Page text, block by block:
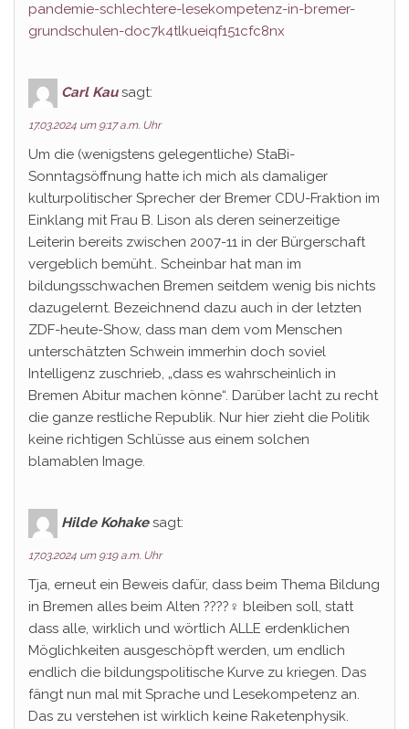
pandemie-schlechtere-lesekompetenz-in-bremer-
grundschulen-doc7k4tlkueiqf151cfc8nx
Carl Kau sagt:
17.03.2024 um 9:17 a.m. Uhr
Um die (wenigstens gelegentliche) StaBi-
Sonntagsöffnung hatte ich mich als damaliger
kulturpolitischer Sprecher der Bremer CDU-Fraktion im
Einklang mit Frau B. Lison als deren seinerzeitige
Leiterin bereits zwischen 2007-11 in der Bürgerschaft
vergeblich bemüht.. Scheinbar hat man im
bildungsschwachen Bremen seitdem wenig bis nichts
dazugelernt. Bezeichnend dazu auch in der letzten
ZDF-heute-Show, dass man dem vom Menschen
unterschätzten Schwein immerhin doch soviel
Intelligenz zuschrieb, „dass es wahrscheinlich in
Bremen Abitur machen könne“. Darüber lacht zu recht
die ganze restliche Republik. Nur hier zieht die Politik
keine richtigen Schlüsse aus einem solchen
blamablen Image.
Hilde Kohake sagt:
17.03.2024 um 9:19 a.m. Uhr
Tja, erneut ein Beweis dafür, dass beim Thema Bildung
in Bremen alles beim Alten ????‍♀️ bleiben soll, statt
dass alle, wirklich und wörtlich ALLE erdenklichen
Möglichkeiten ausgeschöpft werden, um endlich
endlich die bildungspolitische Kurve zu kriegen. Das
fängt nun mal mit Sprache und Lesekompetenz an.
Das zu verstehen ist wirklich keine Raketenphysik.